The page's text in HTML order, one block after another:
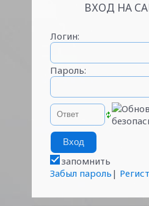
ВХОД НА
Логин:
Пароль:
запомнить
Забыл пароль |